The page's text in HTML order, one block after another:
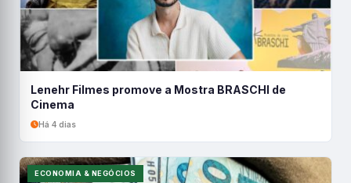
Lenehr Filmes promove a Mostra BRASCHI de
Cinema
Há 4 dias
ECONOMIA & NEGÓCIOS